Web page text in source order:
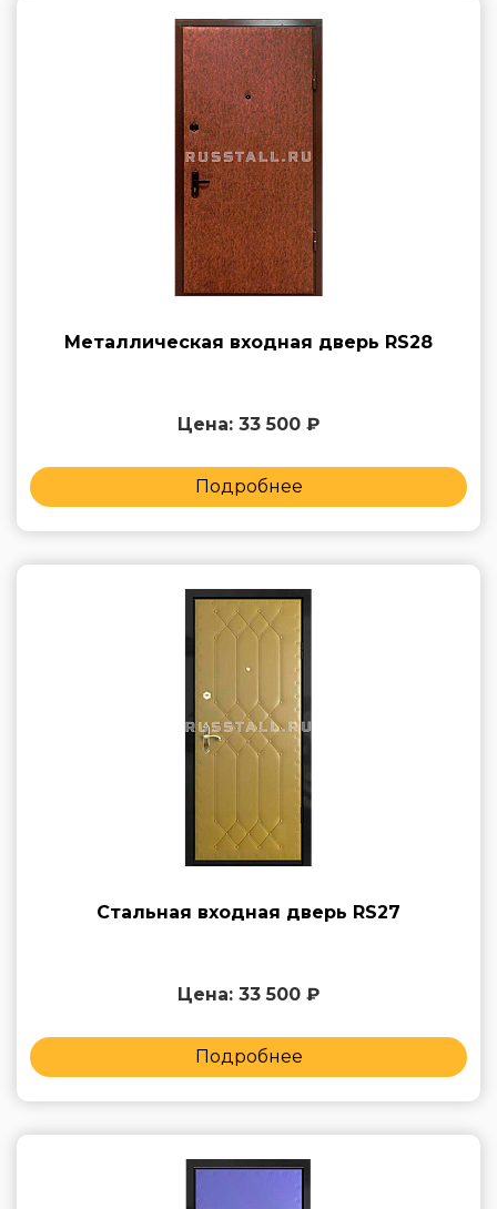
Металлическая входная дверь RS28
Цена: 33 500 ₽
Подробнее
Стальная входная дверь RS27
Цена: 33 500 ₽
Подробнее